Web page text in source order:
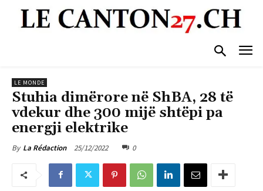
LE MONDE
Stuhia dimërore në ShBA, 28 të
vdekur dhe 300 mijë shtëpi pa
energji elektrike
By La Rédaction 25/12/2022 0